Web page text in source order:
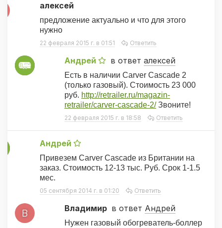
алексей
предложение актуально и что для этого
нужно
22 февраля 2015 г. в 01:51 Ответить
A Андрей в ответ алексей
Есть в наличии Carver Cascade 2
(только газовый). Стоимость 23 000
руб. http://retrailer.ru/magazin-
retrailer/carver-cascade-2/Звоните!
22 февраля 2015 г. в 18:58 Ответить
Андрей
Привезем Carver Cascade из Британии на
заказ. Стоимость 12-13 тыс. Руб. Срок 1-1.5
мес.
05 сентября 2014 г. в 01:20 Ответить
В Владимир в ответ Андрей
Нужен газовый обогреватель-боллер